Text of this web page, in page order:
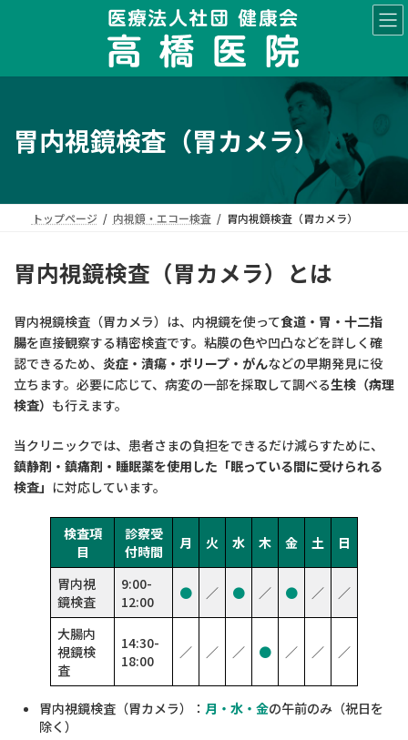
ツ
シ
胃内視鏡検査（胃カメラ）
トップページ 内視鏡・エコー検査 胃内視鏡検査（胃カメラ）
胃内視鏡検査（胃カメラ）とは
胃内視鏡検査（胃カメラ）は、内視鏡を使って食道・胃・十二指
腸を直接観察する精密検査です。粘膜の色や凹凸などを詳しく確
認できるため、 炎症・潰瘍・ポリープ・がんなどの早期発見に役
立ちます。必要に応じて、病変の一部を採取して調べる生検（病理
検査） も行えます。
当クリニックでは、患者さまの負担をできるだけ減らすために、
鎮静剤・鎮痛剤・睡眠薬を使用した「眠っている間に受けられる
検査」 に対応しています。
検査項
目
診察受
付時間
月 火 水 木 金 土 日
胃内視
鏡検査
9:00-
12:00
● ／ ● ／ ● ／ ／
大腸内
視鏡検
査
14:30-
18:00
／ ／ ／ ● ／ ／ ／
胃内視鏡検査（胃カメラ）： 月・水・金の午前のみ（祝日を
除く）